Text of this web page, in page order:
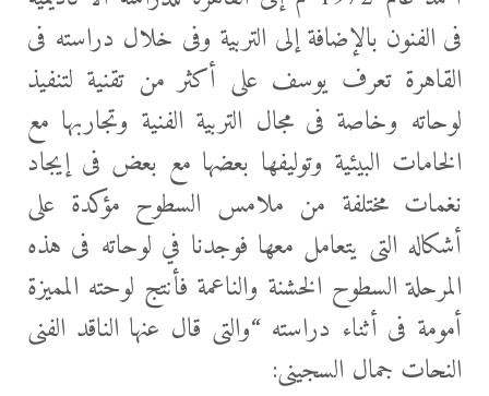
فى الفنون بالإضافة إلى التربية وفى خلال دراسته فى
القاهرة تعرف يوسف على أكثر من تقنية لتنفيذ
لوحاته وخاصة فى مجال التربية الفنية وتجاربها مع
الخامات البيئية وتوليفها بعضها مع بعض فى إيجاد
نغمات مختلفة من ملامس السطوح مؤكدة على
أشكاله التى يتعامل معها فوجدنا في لوحاته فى هذه
المرحلة السطوح الخشنة والناعمة فأنتج لوحته المميزة
أمومة فى أثناء دراسته “والتى قال عنها الناقد الفنى
النحات جمال السجينى: